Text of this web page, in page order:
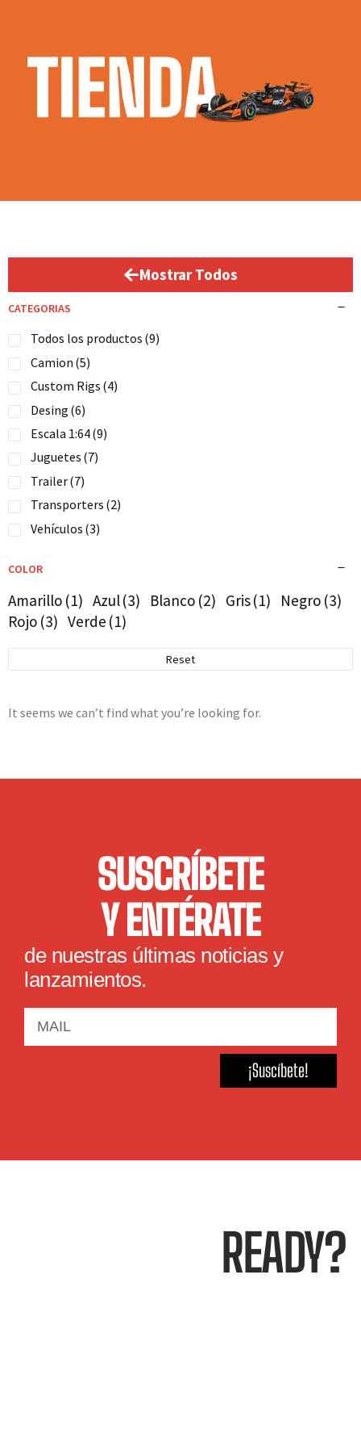
Mostrar Todos
CATEGORIAS
Todos los productos (9)
Camion (5)
Custom Rigs (4)
Desing (6)
Escala 1:64(9)
Juguetes (7)
Trailer(7)
Transporters (2)
Vehículos (3)
COLOR
Amarillo (1) Azul(3) Blanco (2) Gris(1) Negro (3)
Rojo (3) Verde (1)
Reset
It seems we can’t find what you’re looking for.
SUSCRÍBETE
Y ENTÉRATE
de nuestras últimas noticias y
lanzamientos.
¡Suscíbete!
READY?